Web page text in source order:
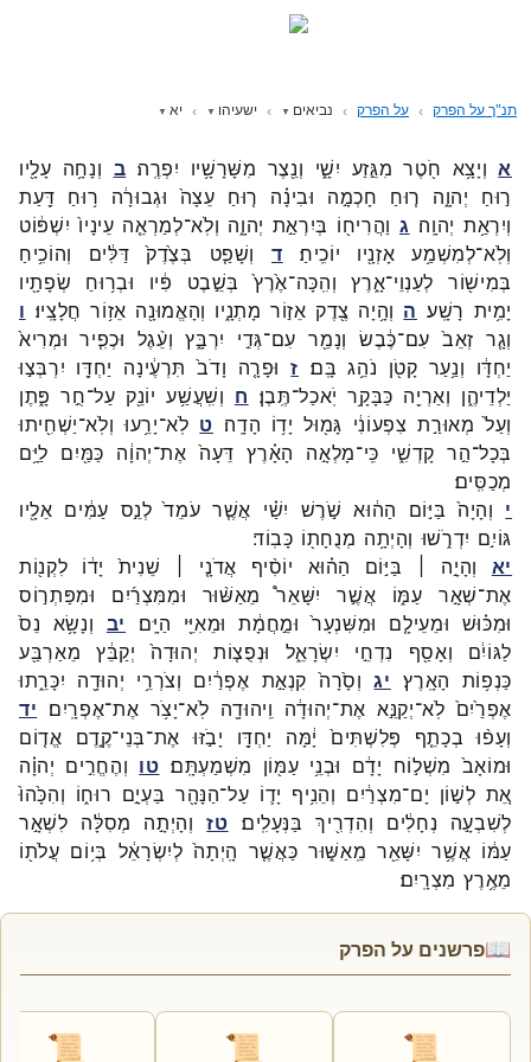
תנ"ך על הפרק על הפרק נביאים ישעיהו יא
א וְיָצָ֥א חֹ֖טֶר מִגֵּ֣זַע יִשָׁ֑י וְנֵ֖צֶר מִשָּׁרָשָׁ֥יו יִפְרֶֽה׃ ב וְנָחָ֥ה עָלָ֖יו
ר֣וּחַ יְהוָ֑ה ר֧וּחַ חָכְמָ֣ה וּבִינָ֗ה ר֤וּחַ עֵצָה֙ וּגְבוּרָ֔ה ר֥וּחַ דַּ֖עַת
וְיִרְאַ֥ת יְהוָֽה׃ ג וַהֲרִיח֖וֹ בְּיִרְאַ֣ת יְהוָ֑ה וְלֹֽא־לְמַרְאֵ֤ה עֵינָיו֙ יִשְׁפּ֔וֹט
וְלֹֽא־לְמִשְׁמַ֥ע אָזְנָ֖יו יוֹכִֽיחַ׃ ד וְשָׁפַ֤ט בְּצֶ֙דֶק֙ דַּלִּ֔ים
וְהוֹכִ֥יחַ
בְּמִישׁ֖וֹר לְעַנְוֵי־אָ֑רֶץ וְהִֽכָּה־אֶ֙רֶץ֙ בְּשֵׁ֣בֶט פִּ֔יו וּבְר֥וּחַ
שְׂפָתָ֖יו
יָמִ֥ית רָשָֽׁע׃ ה וְהָ֥יָה צֶ֖דֶק אֵז֣וֹר מָתְנָ֑יו וְהָאֱמוּנָ֖ה אֵז֥וֹר חֲלָצָֽיו׃ ו
וְגָ֤ר זְאֵב֙ עִם־כֶּ֔בֶשׂ וְנָמֵ֖ר עִם־גְּדִ֣י יִרְבָּ֑ץ וְעֵ֨גֶל וּכְפִ֤יר וּמְרִיא֙
יַחְדָּ֔ו וְנַ֥עַר קָטֹ֖ן נֹהֵ֥ג בָּֽם׃ ז וּפָרָ֤ה וָדֹב֙ תִּרְעֶ֔ינָה יַחְדָּ֖ו יִרְבְּצ֣וּ
יַלְדֵיהֶ֑ן וְאַרְיֵ֖ה כַּבָּקָ֥ר יֹֽאכַל־תֶּֽבֶן׃ ח וְשִֽׁעֲשַׁ֥ע יוֹנֵ֖ק עַל־חֻ֣ר פָּ֑תֶן
וְעַל֙ מְאוּרַ֣ת צִפְעוֹנִ֔י גָּמ֖וּל יָד֥וֹ הָדָֽה׃ ט לֹֽא־יָרֵ֥עוּ וְלֹֽא־יַשְׁחִ֖יתוּ
בְּכָל־הַ֣ר קָדְשִׁ֑י כִּֽי־מָלְאָ֣ה הָאָ֗רֶץ דֵּעָה֙ אֶת־יְהוָ֔ה כַּמַּ֖יִם לַיָּ֥ם
מְכַסִּֽים׃
י וְהָיָה֙ בַּיּ֣וֹם הַה֔וּא שֹׁ֣רֶשׁ יִשַׁ֗י אֲשֶׁ֤ר עֹמֵד֙ לְנֵ֣ס עַמִּ֔ים אֵלָ֖יו
גּוֹיִ֣ם יִדְרֹ֑שׁוּ וְהָיְתָ֥ה מְנֻחָת֖וֹ כָּבֽוֹד׃
יא
וְהָיָ֣ה ׀ בַּיּ֣וֹם הַה֗וּא יוֹסִ֨יף אֲדֹנָ֤י ׀ שֵׁנִית֙ יָד֔וֹ לִקְנ֖וֹת
אֶת־שְׁאָ֣ר עַמּ֑וֹ אֲשֶׁ֣ר יִשָּׁאֵר֩ מֵאַשּׁ֨וּר וּמִמִּצְרַ֜יִם
וּמִפַּתְר֣וֹס
וּמִכּ֗וּשׁ וּמֵעֵילָ֤ם וּמִשִּׁנְעָר֙ וּמֵ֣חֲמָ֔ת וּמֵאִיֵּ֖י הַיָּֽם׃ יב וְנָשָׂ֥א נֵס֙
לַגּוֹיִ֔ם
וְאָסַ֖ף נִדְחֵ֣י יִשְׂרָאֵ֑ל וּנְפֻצ֤וֹת יְהוּדָה֙ יְקַבֵּ֔ץ
מֵאַרְבַּ֖ע
כַּנְפ֥וֹת הָאָֽרֶץ׃ יג וְסָ֙רָה֙ קִנְאַ֣ת אֶפְרַ֔יִם וְצֹרְרֵ֥י יְהוּדָ֖ה יִכָּרֵ֑תוּ
אֶפְרַ֙יִם֙ לֹֽא־יְקַנֵּ֣א אֶת־יְהוּדָ֔ה וִֽיהוּדָ֖ה לֹֽא־יָצֹ֥ר אֶת־אֶפְרָֽיִם׃ יד
וְעָפ֨וּ בְכָתֵ֤ף פְּלִשְׁתִּים֙ יָ֔מָּה יַחְדָּ֖ו יָבֹ֣זּוּ אֶת־בְּנֵי־קֶ֑דֶם אֱד֤וֹם
וּמוֹאָב֙ מִשְׁל֣וֹח יָדָ֔ם וּבְנֵ֥י עַמּ֖וֹן מִשְׁמַעְתָּֽם׃ טו וְהֶחֱרִ֣ים יְהוָ֗ה
אֵ֚ת לְשׁ֣וֹן יָם־מִצְרַ֔יִם וְהֵנִ֥יף יָד֛וֹ עַל־הַנָּהָ֖ר בַּעְיָ֣ם רוּח֑וֹ וְהִכָּ֙הוּ֙
לְשִׁבְעָ֣ה נְחָלִ֔ים וְהִדְרִ֖יךְ בַּנְּעָלִֽים׃ טז וְהָיְתָ֣ה מְסִלָּ֔ה לִשְׁאָ֣ר
עַמּ֔וֹ אֲשֶׁ֥ר יִשָּׁאֵ֖ר מֵֽאַשּׁ֑וּר כַּאֲשֶׁ֤ר הָֽיְתָה֙ לְיִשְׂרָאֵ֔ל בְּי֥וֹם עֲלֹת֖וֹ
מֵאֶ֥רֶץ מִצְרָֽיִם׃
📖פרשנים על הפרק
📜
📜
📜